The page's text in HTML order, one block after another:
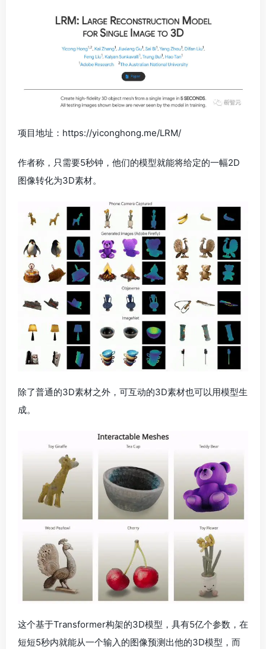
项目地址：https://yiconghong.me/LRM/
作者称，只需要5秒钟，他们的模型就能将给定的一幅2D
图像转化为3D素材。
除了普通的3D素材之外，可互动的3D素材也可以用模型生
成。
这个基于Transformer构架的3D模型，具有5亿个参数，在
短短5秒内就能从一个输入的图像预测出他的3D模型，而